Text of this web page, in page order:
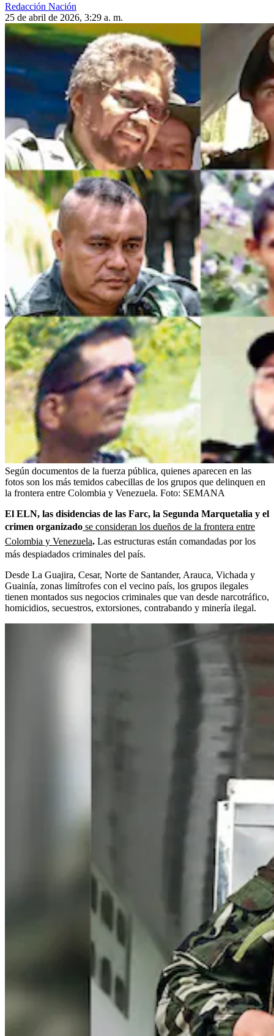
Redacción Nación
25 de abril de 2026, 3:29 a. m.
Según documentos de la fuerza pública, quienes aparecen en las
fotos son los más temidos cabecillas de los grupos que delinquen en
la frontera entre Colombia y Venezuela. Foto: SEMANA
El ELN, las disidencias de las Farc, la Segunda Marquetalia y el
crimen organizado se consideran los dueños de la frontera entre
Colombia y Venezuela. Las estructuras están comandadas por los
más despiadados criminales del país.
Desde La Guajira, Cesar, Norte de Santander, Arauca, Vichada y
Guainía, zonas limítrofes con el vecino país, los grupos ilegales
tienen montados sus negocios criminales que van desde narcotráfico,
homicidios, secuestros, extorsiones, contrabando y minería ilegal.